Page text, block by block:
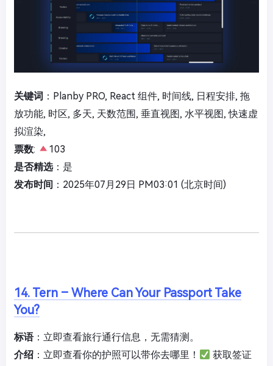
关键词 ：Planby PRO, React 组件, 时间线, 日程安排, 拖
放功能, 时区, 多天, 天数范围, 垂直视图, 水平视图, 快速虚
拟渲染,
票数:
103
是否精选：是
发布时间 ：2025年07月29日 PM03:01 (北京时间)
14. Tern – Where Can Your Passport Take
You?
标语：立即查看旅行通行信息，无需猜测。
介绍 ：立即查看你的护照可以带你去哪里！
获取签证